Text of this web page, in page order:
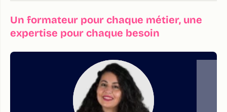
Un formateur pour chaque métier, une
expertise pour chaque besoin